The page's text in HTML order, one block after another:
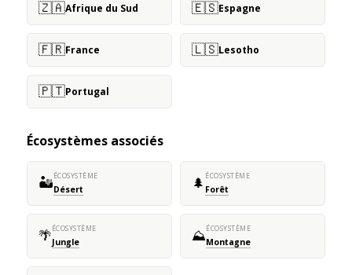
🇿🇦Afrique du Sud 🇪🇸Espagne
🇫🇷France 🇱🇸Lesotho
🇵🇹Portugal
Écosystèmes associés
🏜️ÉCOSYSTÈME
Désert 🌲 ÉCOSYSTÈME
Forêt
🌴ÉCOSYSTÈME
Jungle ⛰️ÉCOSYSTÈME
Montagne